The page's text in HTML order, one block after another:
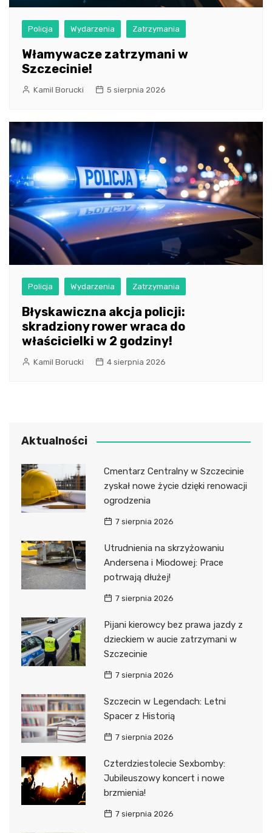
Policja Wydarzenia Zatrzymania
Włamywacze zatrzymani w
Szczecinie!
Kamil Borucki 5 sierpnia 2026
Policja Wydarzenia Zatrzymania
Błyskawiczna akcja policji:
skradziony rower wraca do
właścicielki w 2 godziny!
Kamil Borucki 4 sierpnia 2026
Aktualności
Cmentarz Centralny w Szczecinie
zyskał nowe życie dzięki renowacji
ogrodzenia
7 sierpnia 2026
Utrudnienia na skrzyżowaniu
Andersena i Miodowej: Prace
potrwają dłużej!
7 sierpnia 2026
Pijani kierowcy bez prawa jazdy z
dzieckiem w aucie zatrzymani w
Szczecinie
7 sierpnia 2026
Szczecin w Legendach: Letni
Spacer z Historią
7 sierpnia 2026
Czterdziestolecie Sexbomby:
Jubileuszowy koncert i nowe
brzmienia!
7 sierpnia 2026